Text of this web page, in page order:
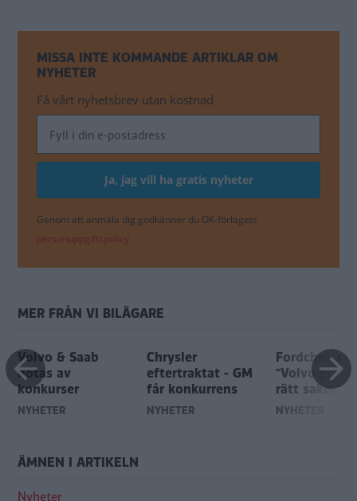
MISSA INTE KOMMANDE ARTIKLAR OM
NYHETER
Få vårt nyhetsbrev utan kostnad
Genom att anmäla dig godkänner du OK-förlagets
personuppgiftspolicy.
MER FRÅN VI BILÄGARE
Volvo & Saab
hotas av
konkurser
NYHETER
Chrysler
eftertraktat - GM
får konkurrens
NYHETER
Fordchefen:
"Volvo gör
rätt saker"
NYHETER
ÄMNEN I ARTIKELN
Nyheter